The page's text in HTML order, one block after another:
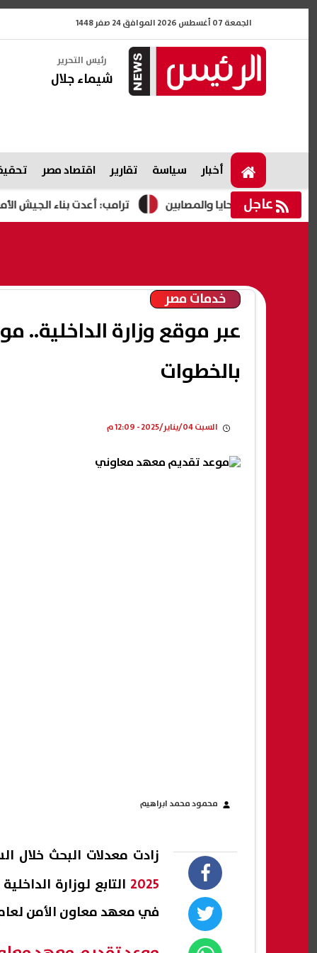
الجمعة 07 أغسطس 2026 الموافق 24 صفر 1448
رئيس التحرير
شيماء جلال
أخبار سياسة تقارير اقتصاد مصر
عاجل ترامب: أعدت بناء الجيش الأمريكي والمصابين
خدمات مصر
بالخطوات
السبت 04/يناير/2025 - 12:09 م
محمود محمد ابراهيم
زادت معدلات البحث خلال
2025 التابع لوزارة
في معهد معاون الأمن لعام 2025، المتاح التقديم للذكور والإناث